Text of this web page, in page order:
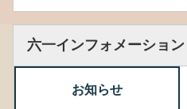
六一インフォメーション
お知らせ